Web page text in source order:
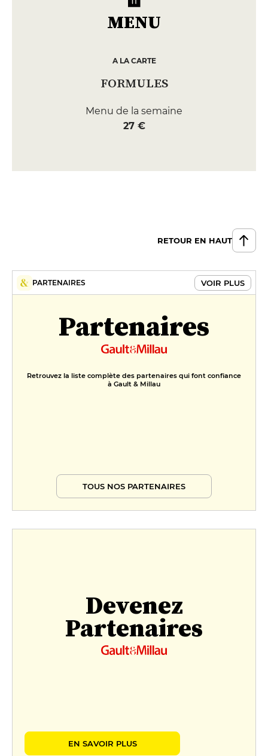
MENU
A LA CARTE
FORMULES
Menu de la semaine
27 €
RETOUR EN HAUT
PARTENAIRES VOIR PLUS
Partenaires
Retrouvez la liste complète des partenaires qui font confiance
à Gault & Millau
TOUS NOS PARTENAIRES
Devenez
Partenaires
EN SAVOIR PLUS